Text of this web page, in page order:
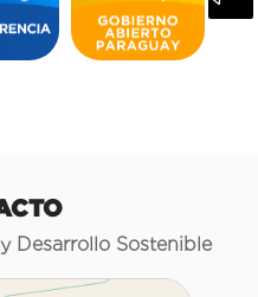
Desarrollo Sostenible